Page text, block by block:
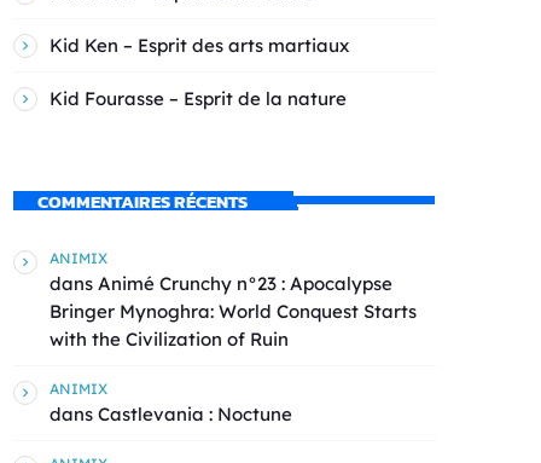
Kid Ken – Esprit des arts martiaux
Kid Fourasse – Esprit de la nature
COMMENTAIRES RÉCENTS
ANIMIX
dans Animé Crunchy n°23 : Apocalypse
Bringer Mynoghra: World Conquest Starts
with the Civilization of Ruin
ANIMIX
dans Castlevania : Noctune